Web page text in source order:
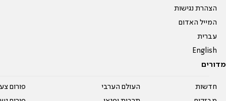
הצהרת נגישות
המייל האדום
עברית
English
מדורים
חדשות
העולם הערבי
פורום